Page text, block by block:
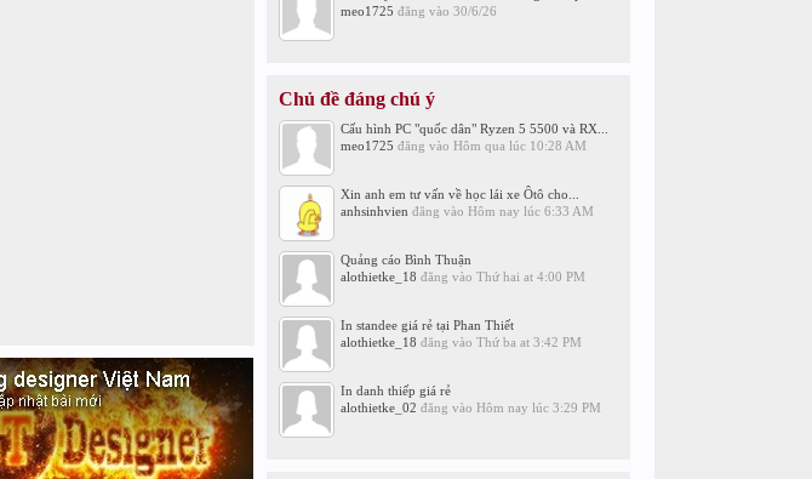
meo1725 đăng vào 30/6/26
Chủ đề đáng chú ý
Cấu hình PC "quốc dân" Ryzen 5 5500 và RX...
meo1725 đăng vào Hôm qua lúc 10:28 AM
Xin anh em tư vấn về học lái xe Ôtô cho...
anhsinhvien đăng vào Hôm nay lúc 6:33 AM
Quảng cáo Bình Thuận
alothietke_18 đăng vào Thứ hai at 4:00 PM
In standee giá rẻ tại Phan Thiết
alothietke_18 đăng vào Thứ ba at 3:42 PM
In danh thiếp giá rẻ
alothietke_02 đăng vào Hôm nay lúc 3:29 PM